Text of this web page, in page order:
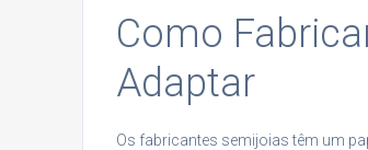
Como
Adaptar
Os fabricantes semijoias têm um